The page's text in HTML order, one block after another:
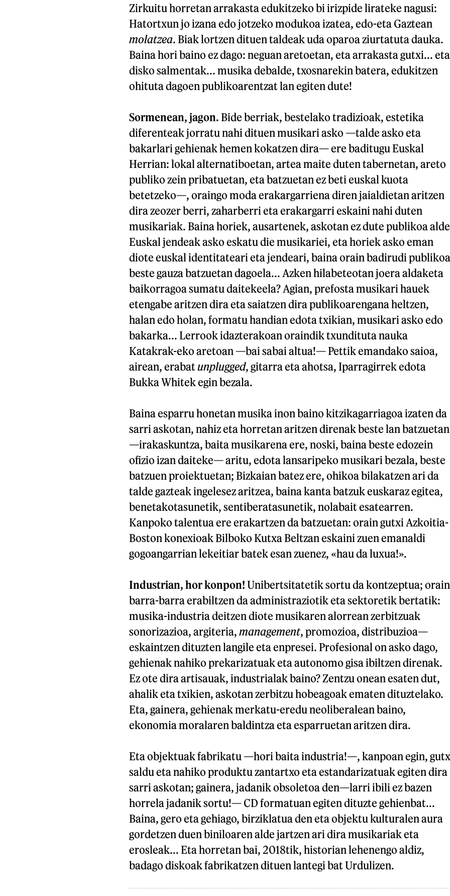
Zirkuitu horretan arrakasta edukitzeko bi irizpide lirateke nagusi:
Hatortxun jo izana edo jotzeko modukoa izatea, edo-eta Gaztean
molatzea. Biak lortzen dituen taldeak uda oparoa ziurtatuta dauka.
Baina hori baino ez dago: neguan aretoetan, eta arrakasta gutxi... eta
disko salmentak... musika debalde, txosnarekin batera, edukitzen
ohituta dagoen publikoarentzat lan egiten dute!
Sormenean, jagon. Bide berriak, bestelako tradizioak, estetika
diferenteak jorratu nahi dituen musikari asko —talde asko eta
bakarlari gehienak hemen kokatzen dira— ere baditugu Euskal
Herrian: lokal alternatiboetan, artea maite duten tabernetan, areto
publiko zein pribatuetan, eta batzuetan ez beti euskal kuota
betetzeko—, oraingo moda erakargarriena diren jaialdietan aritzen
dira zeozer berri, zaharberri eta erakargarri eskaini nahi duten
musikariak. Baina horiek, ausartenek, askotan ez dute publikoa
Euskal jendeak asko eskatu die musikariei, eta horiek asko eman
diote euskal identitateari eta jendeari, baina orain badirudi publikoa
beste gauza batzuetan dagoela... Azken hilabeteotan joera aldaketa
baikorragoa sumatu daitekeela? Agian, prefosta musikari hauek
etengabe aritzen dira eta saiatzen dira publikoarengana heltzen,
halan edo holan, formatu handian edota txikian, musikari asko edo
bakarka... Lerrook idazterakoan oraindik txundituta nauka
Katakrak-eko aretoan —bai sabai altua!— Pettik emandako saioa,
airean, erabat unplugged, gitarra eta ahotsa, Iparragirrek edota
Bukka Whitek egin bezala.
Baina esparru honetan musika inon baino kitzikagarriagoa izaten da
sarri askotan, nahiz eta horretan aritzen direnak beste lan batzuetan
—irakaskuntza, baita musikarena ere, noski, baina beste edozein
ofizio izan daiteke— aritu, edota lansaripeko musikari bezala, beste
batzuen proiektuetan; Bizkaian batez ere, ohikoa bilakatzen ari da
talde gazteak ingelesez aritzea, baina kanta batzuk euskaraz egitea,
benetakotasunetik, sentiberatasunetik, nolabait esatearren.
Kanpoko talentua ere erakartzen da batzuetan: orain gutxi Azkoitia-
Boston konexioak Bilboko Kutxa Beltzan eskaini zuen emanaldi
gogoangarrian lekeitiar batek esan zuenez, «hau da luxua!».
Industrian, hor konpon! Unibertsitatetik sortu da kontzeptua; orain
barra-barra erabiltzen da administraziotik eta sektoretik bertatik:
musika-industria deitzen diote musikaren alorrean zerbitzuak
sonorizazioa, argiteria, management, promozioa, distribuzioa—
eskaintzen dituzten langile eta enpresei. Profesional on asko dago,
gehienak nahiko prekarizatuak eta autonomo gisa ibiltzen direnak.
Ez ote dira artisauak, industrialak baino? Zentzu onean esaten dut,
ahalik eta txikien, askotan zerbitzu hobeagoak ematen dituztelako.
Eta, gainera, gehienak merkatu-eredu neoliberalean baino,
ekonomia moralaren baldintza eta esparruetan aritzen dira.
Eta objektuak fabrikatu —hori baita industria!—, kanpoan egin,
saldu eta nahiko produktu zantartxo eta estandarizatuak egiten dira
sarri askotan; gainera, jadanik obsoletoa den—larri ibili ez bazen
horrela jadanik sortu!— CD formatuan egiten dituzte gehienbat...
Baina, gero eta gehiago, birziklatua den eta objektu kulturalen aura
gordetzen duen biniloaren alde jartzen ari dira musikariak eta
erosleak... Eta horretan bai, 2018tik, historian lehenengo aldiz,
badago diskoak fabrikatzen dituen lantegi bat Urdulizen.